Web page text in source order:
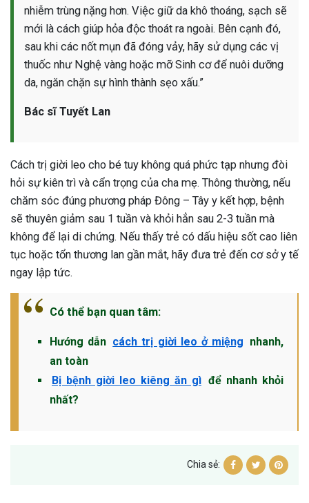
nhiễm trùng nặng hơn. Việc giữ da khô thoáng, sạch sẽ
mới là cách giúp hỏa độc thoát ra ngoài. Bên cạnh đó,
sau khi các nốt mụn đã đóng vảy, hãy sử dụng các vị
thuốc như Nghệ vàng hoặc mỡ Sinh cơ để nuôi dưỡng
da, ngăn chặn sự hình thành sẹo xấu.”
Bác sĩ Tuyết Lan
Cách trị giời leo cho bé tuy không quá phức tạp nhưng đòi
hỏi sự kiên trì và cẩn trọng của cha mẹ. Thông thường, nếu
chăm sóc đúng phương pháp Đông – Tây y kết hợp, bệnh
sẽ thuyên giảm sau 1 tuần và khỏi hẳn sau 2-3 tuần mà
không để lại di chứng. Nếu thấy trẻ có dấu hiệu sốt cao liên
tục hoặc tổn thương lan gần mắt, hãy đưa trẻ đến cơ sở y tế
ngay lập tức.
Có thể bạn quan tâm:
Hướng dẫn cách trị giời leo ở miệng nhanh,
an toàn
Bị bệnh giời leo kiêng ăn gì để nhanh khỏi
nhất?
Chia sẻ: